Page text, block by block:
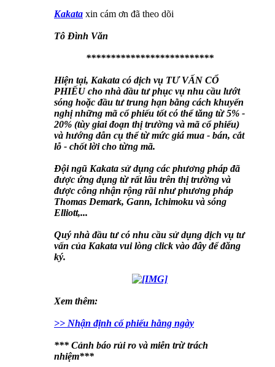
Kakata xin cám ơn đã theo dõi
Tô Đình Văn
**************************
Hiện tại, Kakata có dịch vụ TƯ VẤN CỔ
PHIẾU cho nhà đầu tư phục vụ nhu cầu lướt
sóng hoặc đầu tư trung hạn bằng cách khuyến
nghị những mã cổ phiếu tốt có thể tăng từ 5% -
20% (tùy giai đoạn thị trường và mã cổ phiếu)
và hướng dẫn cụ thể từ mức giá mua - bán, cắt
lỗ - chốt lời cho từng mã.
Đội ngũ Kakata sử dụng các phương pháp đã
được ứng dụng từ rất lâu trên thị trường và
được công nhận rộng rãi như phương pháp
Thomas Demark, Gann, Ichimoku và sóng
Elliott,...
Quý nhà đầu tư có nhu cầu sử dụng dịch vụ tư
vấn của Kakata vui lòng click vào đây để đăng
ký.
Xem thêm:
>> Nhận định cố phiếu hằng ngày
*** Cảnh báo rủi ro và miễn trừ trách
nhiệm***